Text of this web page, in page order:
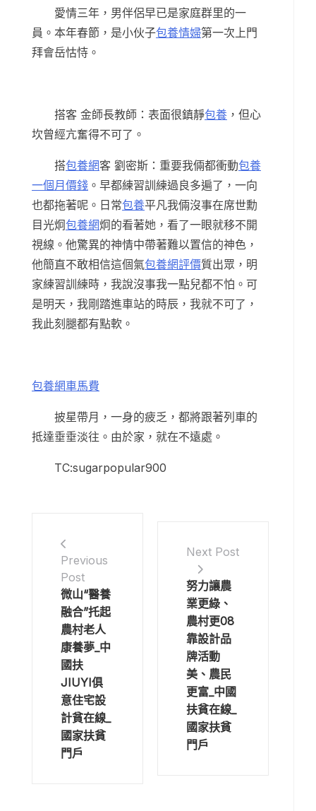
愛情三年，男伴侶早已是家庭群里的一
員。本年春節，是小伙子包養情婦第一次上門
拜會岳怙恃。
搭客 金師長教師：表面很鎮靜包養 ，但心
坎曾經亢奮得不可了。
搭包養網客 劉密斯：重要我倆都衝動包養
一個月價錢 。早都練習訓練過良多遍了，一向
也都拖著呢。日常包養平凡我倆沒事在席世勳
目光炯包養網炯的看著她，看了一眼就移不開
視線。他驚異的神情中帶著難以置信的神色，
他簡直不敢相信這個氣包養網評價質出眾，明
家練習訓練時，我說沒事我一點兒都不怕。可
是明天，我剛踏進車站的時辰，我就不可了，
我此刻腿都有點軟。
包養網車馬費
披星帶月，一身的疲乏，都將跟著列車的
抵達垂垂淡往。由於家，就在不遠處。
TC:sugarpopular900
Previous
Post
微山“醫養
融合”托起
農村老人
康養夢_中
國扶
JIUYI俱
意住宅設
計貧在線_
國家扶貧
門戶
Next Post
努力讓農
業更綠、
農村更08
靠設計品
牌活動
美、農民
更富_中國
扶貧在線_
國家扶貧
門戶